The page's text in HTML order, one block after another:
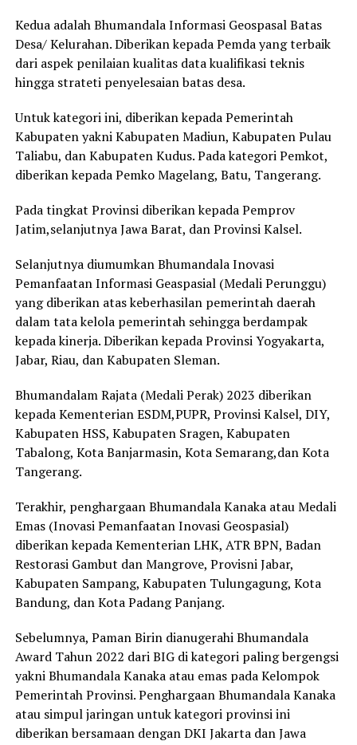
Kedua adalah Bhumandala Informasi Geospasal Batas
Desa/ Kelurahan. Diberikan kepada Pemda yang terbaik
dari aspek penilaian kualitas data kualifikasi teknis
hingga strateti penyelesaian batas desa.
Untuk kategori ini, diberikan kepada Pemerintah
Kabupaten yakni Kabupaten Madiun, Kabupaten Pulau
Taliabu, dan Kabupaten Kudus. Pada kategori Pemkot,
diberikan kepada Pemko Magelang, Batu, Tangerang.
Pada tingkat Provinsi diberikan kepada Pemprov
Jatim,selanjutnya Jawa Barat, dan Provinsi Kalsel.
Selanjutnya diumumkan Bhumandala Inovasi
Pemanfaatan Informasi Geaspasial (Medali Perunggu)
yang diberikan atas keberhasilan pemerintah daerah
dalam tata kelola pemerintah sehingga berdampak
kepada kinerja. Diberikan kepada Provinsi Yogyakarta,
Jabar, Riau, dan Kabupaten Sleman.
Bhumandalam Rajata (Medali Perak) 2023 diberikan
kepada Kementerian ESDM,PUPR, Provinsi Kalsel, DIY,
Kabupaten HSS, Kabupaten Sragen, Kabupaten
Tabalong, Kota Banjarmasin, Kota Semarang,dan Kota
Tangerang.
Terakhir, penghargaan Bhumandala Kanaka atau Medali
Emas (Inovasi Pemanfaatan Inovasi Geospasial)
diberikan kepada Kementerian LHK, ATR BPN, Badan
Restorasi Gambut dan Mangrove, Provisni Jabar,
Kabupaten Sampang, Kabupaten Tulungagung, Kota
Bandung, dan Kota Padang Panjang.
Sebelumnya, Paman Birin dianugerahi Bhumandala
Award Tahun 2022 dari BIG di kategori paling bergengsi
yakni Bhumandala Kanaka atau emas pada Kelompok
Pemerintah Provinsi. Penghargaan Bhumandala Kanaka
atau simpul jaringan untuk kategori provinsi ini
diberikan bersamaan dengan DKI Jakarta dan Jawa